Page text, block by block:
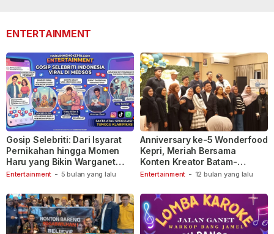
ENTERTAINMENT
Entertainment - 5 bulan yang lalu
Gosip Selebriti: Dari Isyarat
Pernikahan hingga Momen
Haru yang Bikin Warganet
Berspekulasi
Entertainment - 12 bulan yang lalu
Anniversary ke-5 Wonderfood
Kepri, Meriah Bersama
Konten Kreator Batam-
Tanjungpinang